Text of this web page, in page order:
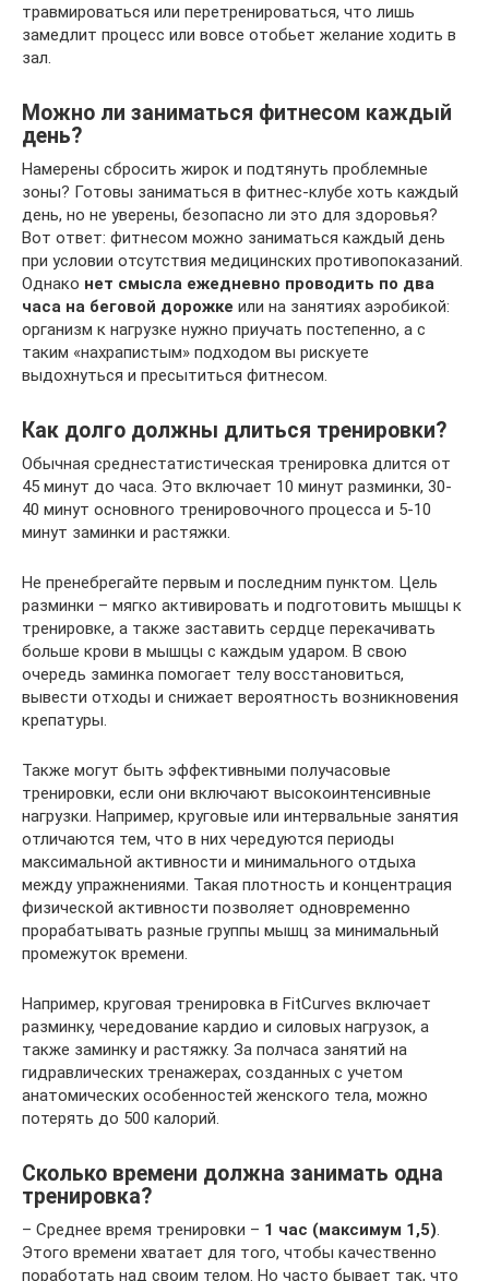
травмироваться или перетренироваться, что лишь
замедлит процесс или вовсе отобьет желание ходить в
зал.
Можно ли заниматься фитнесом каждый
день?
Намерены сбросить жирок и подтянуть проблемные
зоны? Готовы заниматься в фитнес-клубе хоть каждый
день, но не уверены, безопасно ли это для здоровья?
Вот ответ: фитнесом можно заниматься каждый день
при условии отсутствия медицинских противопоказаний.
Однако нет смысла ежедневно проводить по два
часа на беговой дорожке или на занятиях аэробикой:
организм к нагрузке нужно приучать постепенно, а с
таким «нахрапистым» подходом вы рискуете
выдохнуться и пресытиться фитнесом.
Как долго должны длиться тренировки?
Обычная среднестатистическая тренировка длится от
45 минут до часа. Это включает 10 минут разминки, 30-
40 минут основного тренировочного процесса и 5-10
минут заминки и растяжки.
Не пренебрегайте первым и последним пунктом. Цель
разминки – мягко активировать и подготовить мышцы к
тренировке, а также заставить сердце перекачивать
больше крови в мышцы с каждым ударом. В свою
очередь заминка помогает телу восстановиться,
вывести отходы и снижает вероятность возникновения
крепатуры.
Также могут быть эффективными получасовые
тренировки, если они включают высокоинтенсивные
нагрузки. Например, круговые или интервальные занятия
отличаются тем, что в них чередуются периоды
максимальной активности и минимального отдыха
между упражнениями. Такая плотность и концентрация
физической активности позволяет одновременно
прорабатывать разные группы мышц за минимальный
промежуток времени.
Например, круговая тренировка в FitCurves включает
разминку, чередование кардио и силовых нагрузок, а
также заминку и растяжку. За полчаса занятий на
гидравлических тренажерах, созданных с учетом
анатомических особенностей женского тела, можно
потерять до 500 калорий.
Сколько времени должна занимать одна
тренировка?
– Среднее время тренировки – 1 час (максимум 1,5)
Этого времени хватает для того, чтобы качественно
поработать над своим телом. Но часто бывает так, что